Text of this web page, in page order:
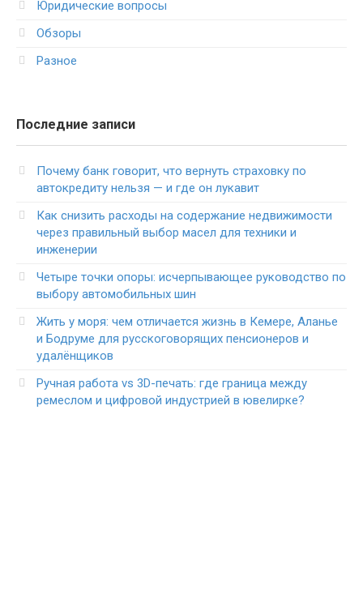
Юридические вопросы
Обзоры
Разное
Последние записи
Почему банк говорит, что вернуть страховку по
автокредиту нельзя — и где он лукавит
Как снизить расходы на содержание недвижимости
через правильный выбор масел для техники и
инженерии
Четыре точки опоры: исчерпывающее руководство по
выбору автомобильных шин
Жить у моря: чем отличается жизнь в Кемере, Аланье
и Бодруме для русскоговорящих пенсионеров и
удалёнщиков
Ручная работа vs 3D-печать: где граница между
ремеслом и цифровой индустрией в ювелирке?